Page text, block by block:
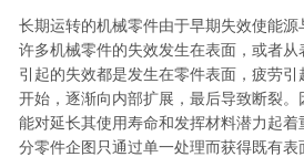
长期运转的机械零件由于早期失效使能源
许多机械零件的失效发生在表面，或者
引起的失效都是发生在零件表面，疲劳
开始，逐渐向内部扩展，最后导致断裂
能对延长其使用寿命和发挥材料潜力起
分零件企图只通过单一处理而获得既有表